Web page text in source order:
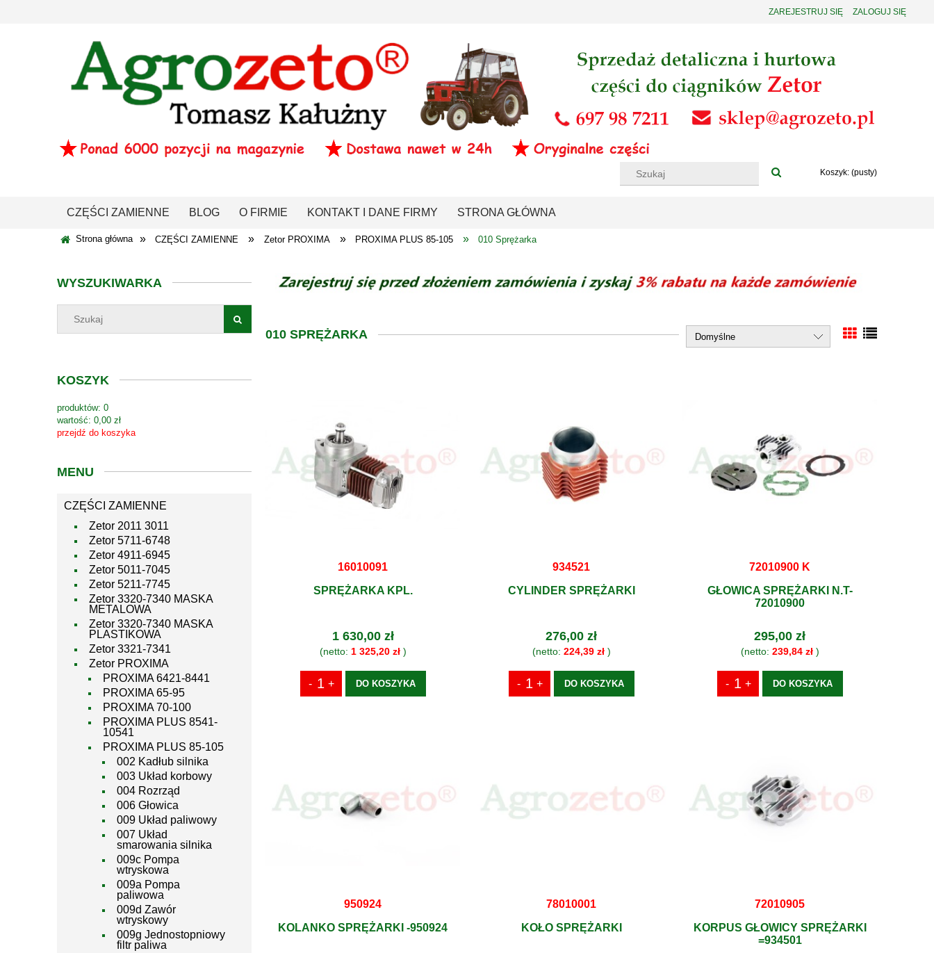
ZAREJESTRUJ SIĘ ZALOGUJ SIĘ
Koszyk: (pusty)
CZĘŚCI ZAMIENNE BLOG O FIRMIE KONTAKT I DANE FIRMY STRONA GŁÓWNA
Strona główna » CZĘŚCI ZAMIENNE » Zetor PROXIMA » PROXIMA PLUS 85-105 » 010 Sprężarka
WYSZUKIWARKA
KOSZYK
produktów: 0
wartość: 0,00 zł
przejdź do koszyka
MENU
CZĘŚCI ZAMIENNE
Zetor 2011 3011
Zetor 5711-6748
Zetor 4911-6945
Zetor 5011-7045
Zetor 5211-7745
Zetor 3320-7340 MASKA
METALOWA
Zetor 3320-7340 MASKA
PLASTIKOWA
Zetor 3321-7341
Zetor PROXIMA
PROXIMA 6421-8441
PROXIMA 65-95
PROXIMA 70-100
PROXIMA PLUS 8541-
10541
PROXIMA PLUS 85-105
002 Kadłub silnika
003 Układ korbowy
004 Rozrząd
006 Głowica
009 Układ paliwowy
007 Układ
smarowania silnika
009c Pompa
wtryskowa
009a Pompa
paliwowa
009d Zawór
wtryskowy
009g Jednostopniowy
filtr paliwa
010 SPRĘŻARKA
16010091
SPRĘŻARKA KPL.
1 630,00 zł
(netto: 1 325,20 zł)
DO KOSZYKA
934521
CYLINDER SPRĘŻARKI
276,00 zł
(netto: 224,39 zł)
DO KOSZYKA
72010900 K
GŁOWICA SPRĘŻARKI N.T-
72010900
295,00 zł
(netto: 239,84 zł)
DO KOSZYKA
950924
KOLANKO SPRĘŻARKI -950924
78010001
KOŁO SPRĘŻARKI
72010905
KORPUS GŁOWICY SPRĘŻARKI
=934501